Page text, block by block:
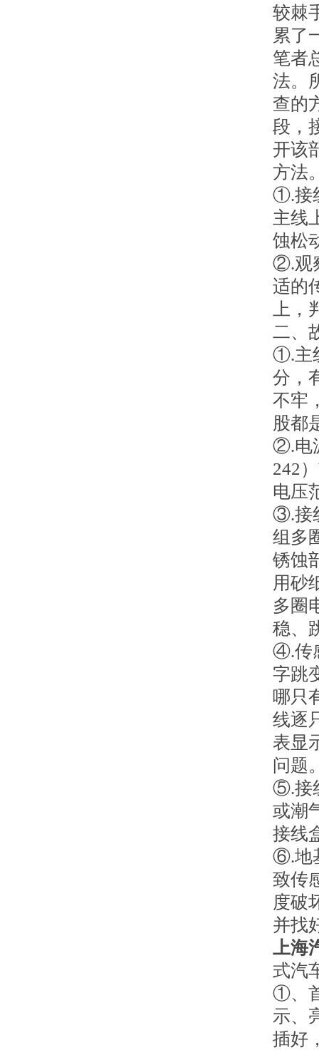
较棘
累了
笔者
法。
查的
段，
开该
方法
①.接
主线
蚀松
②.观
适的
上
二、
①.主
分，
不牢
股都
②.电
242
电压
③.接
组多
锈蚀
用砂
多圈
稳、
④.传
字跳
哪只
线逐
表显
问题
⑤.接
或潮
接线
⑥.地
致传
度破
并找
上海
式汽
①、
示、
插好